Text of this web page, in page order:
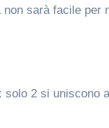
non sarà facile
solo 2 si uniscono